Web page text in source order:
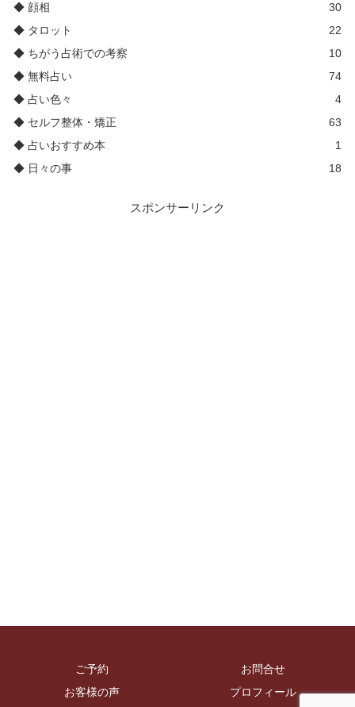
◆ 顔相
30
◆ タロット
22
◆ ちがう占術での考察
10
◆ 無料占い
74
◆ 占い色々
4
◆ セルフ整体・矯正
63
◆ 占いおすすめ本
1
◆ 日々の事
18
スポンサーリンク
ご予約
お問合せ
お客様の声
プロフィール